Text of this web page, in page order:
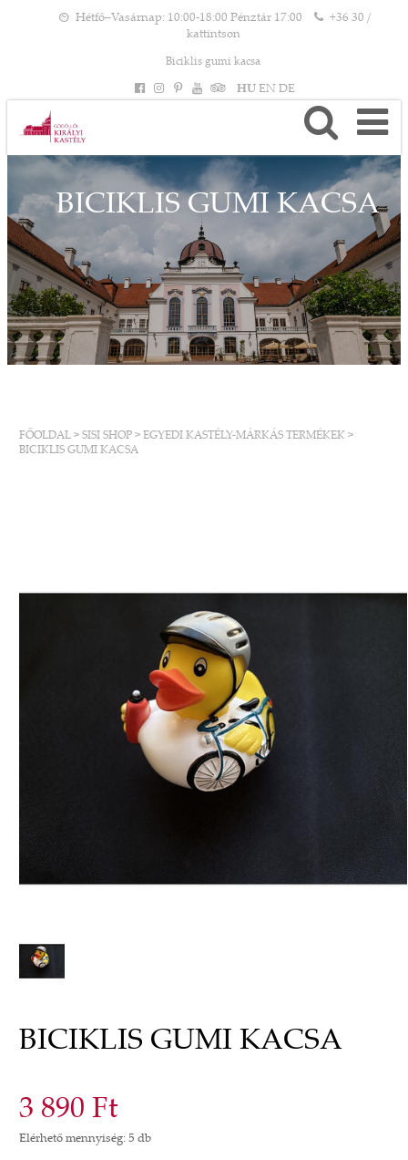
Hétfő–Vasárnap: 10:00-18:00 Pénztár 17:00
+36 30 /
kattintson
Biciklis gumi kacsa
HU EN DE
BICIKLIS GUMI KACSA
FŐOLDAL > SISI SHOP > EGYEDI KASTÉLY-MÁRKÁS TERMÉKEK >
BICIKLIS GUMI KACSA
BICIKLIS GUMI KACSA
3 890 Ft
Elérhető mennyiség: 5 db